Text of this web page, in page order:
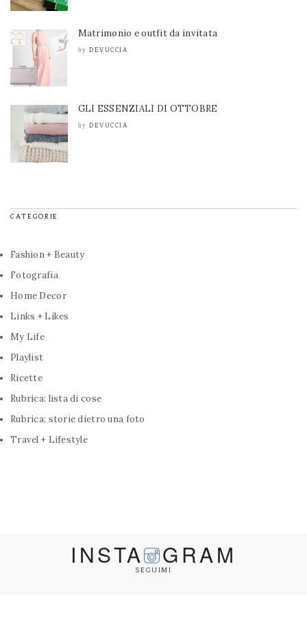
Matrimonio e outfit da invitata
by DEVUCCIA
GLI ESSENZIALI DI OTTOBRE
by DEVUCCIA
CATEGORIE
Fashion + Beauty
Fotografia
Home Decor
Links + Likes
My Life
Playlist
Ricette
Rubrica: lista di cose
Rubrica: storie dietro una foto
Travel + Lifestyle
INSTA GRAM
SEGUIMI